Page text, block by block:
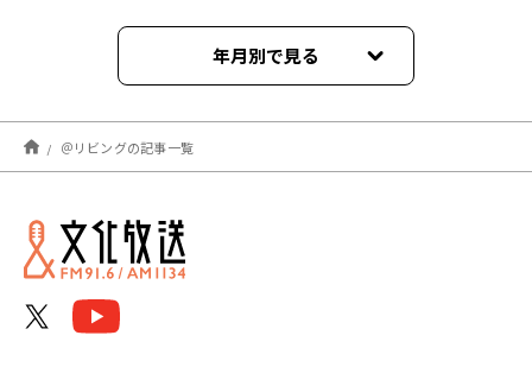
年月別で見る
2025年12月
2025年11月
2025年10月
＠リビングの記事一覧